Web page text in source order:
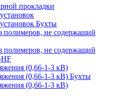
прокладки
Бухты
полимеров, не содержащий
полимеров, не содержащий
HF
(0,66-1-3 кВ)
(0,66-1-3 кВ) Бухты
(0,66-1-3 кВ)